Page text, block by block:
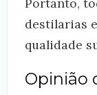
destilarias
qualidade
Opinião